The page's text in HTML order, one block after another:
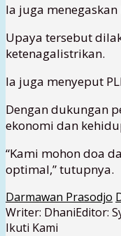
Ia juga
Upaya tersebut
ketenagalistrikan.
Ia juga menyeput
Dengan dukungan
ekonomi dan
“Kami mohon doa
optimal,” tutupnya.
Darmawan Prasodjo
Writer: DhaniEditor:
Ikuti Kami